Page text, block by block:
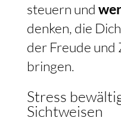
steuern und
denken, die
der Freude
bringen.
Stress
Sichtweisen